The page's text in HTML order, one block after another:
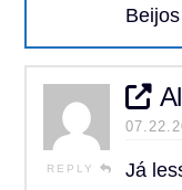
Beijos
REPLY
Já